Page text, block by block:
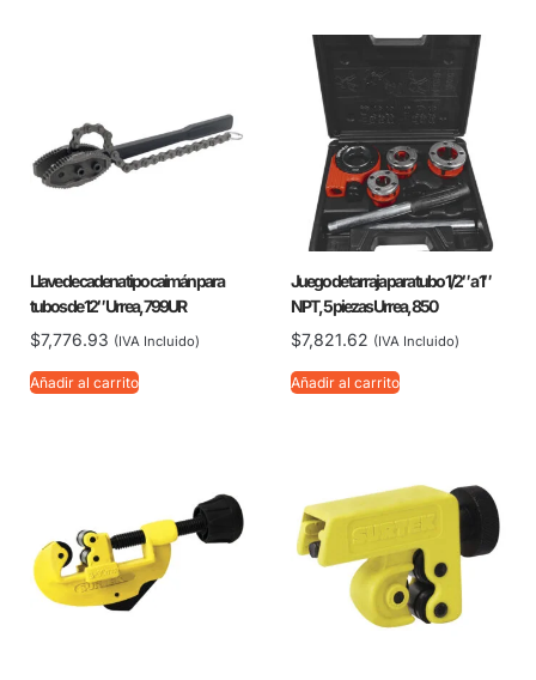
Llave de cadena tipo caimán para
tubos de 12″ Urrea, 799UR
$7,776.93 (IVA Incluido)
Añadir al carrito
Juego de tarraja para tubo 1/2″ a 1″
NPT, 5 piezas Urrea, 850
$7,821.62 (IVA Incluido)
Añadir al carrito